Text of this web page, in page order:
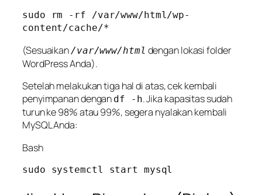
sudo rm -rf /var/www/html/wp-
(Sesuaikan/var/www/html dengan lokasi folder
WordPress Anda).
Setelah melakukan tiga hal di atas, cek kembali
penyimpanan dengan df -h. Jika kapasitas sudah
turun ke 98% atau 99%, segera nyalakan kembali
MySQL Anda:
Bash